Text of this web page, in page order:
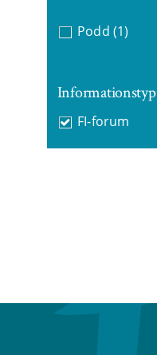
Podd (1)
Informationstyp
FI-forum